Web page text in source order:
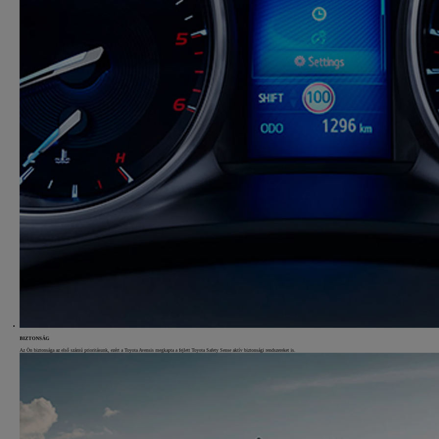
10 020 000 Ft-
Corolla Hatchback
HYBRID
BIZTONSÁG
Az Ön biztonsága az első számú prioritásunk, ezért a Toyota Avensis megkapta a fejlett Toyota Safety Sense aktív biztonsági rendszereket is.